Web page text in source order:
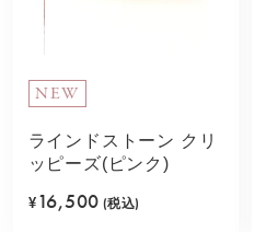
NEW
ラインドストーン クリ
ッピーズ(ピンク)
¥ 16,500 (税込)